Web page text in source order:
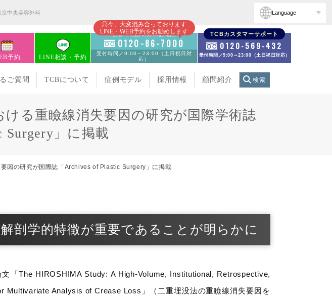
中央美容外科 Language
予約 LINE相談・予約
只今、大変混み合っております
LINE・WEB予約をお勧めします
初診・再診の方のお電話
0120-86-7000
受付時間／9:00～23:00（土日祝日対
応）
TCBカスタマーサポート
0120-569-432
受付時間／9:00～23:00（土日祝日対応）
ご質問 TCBについて 症例モデル 採用情報 顧問紹介 検索
ける重瞼線消失要因の研究が国際学術誌
Surgery」に掲載
要因の研究が国際誌「Archives of Plastic Surgery」に掲載
剖学的特徴が重要であることが明らかに
「The HIROSHIMA Study: A High-Volume, Institutional, Retrospective,
Analysis of Crease Loss」（二重埋没法の重瞼線消失要因を